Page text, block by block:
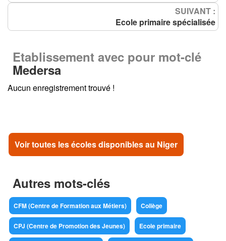
SUIVANT :
Ecole primaire spécialisée
Etablissement avec pour mot-clé
Medersa
Aucun enregistrement trouvé !
Voir toutes les écoles disponibles au Niger
Autres mots-clés
CFM (Centre de Formation aux Métiers) Collège
CPJ (Centre de Promotion des Jeunes) Ecole primaire